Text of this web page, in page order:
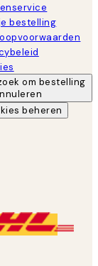
bestelling
om bestelling
beheren